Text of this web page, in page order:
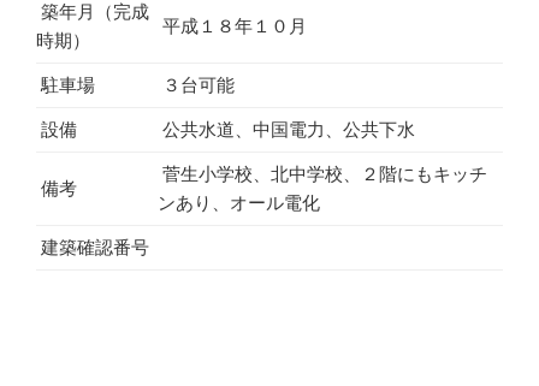
築年月（完成
時期）
平成１８年１０月
駐車場 ３台可能
設備 公共水道、中国電力、公共下水
備考
菅生小学校、北中学校、２階にもキッチ
ンあり、オール電化
建築確認番号